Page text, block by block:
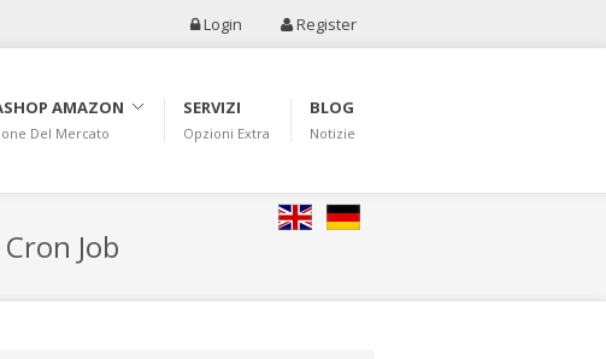
Login Register
AMAZON
Del Mercato
SERVIZI
Opzioni Extra
BLOG
Notizie
Job